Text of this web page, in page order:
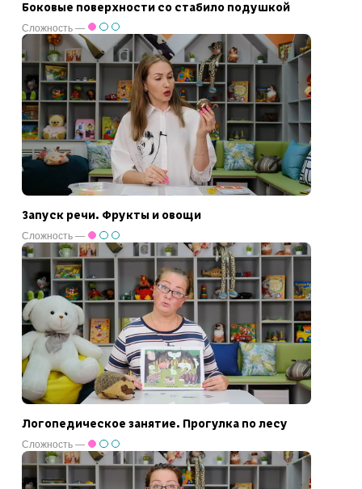
Боковые поверхности со стабило подушкой
Сложность —
Запуск речи. Фрукты и овощи
Сложность —
Логопедическое занятие. Прогулка по лесу
Сложность —